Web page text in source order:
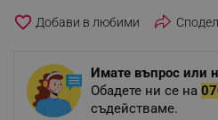
favorite_border
Имате въпрос или
Обадете ни се на
съдействаме.